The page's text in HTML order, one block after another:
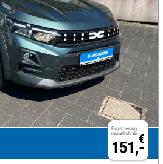
Finanzierung
monatlich ab €
151,-